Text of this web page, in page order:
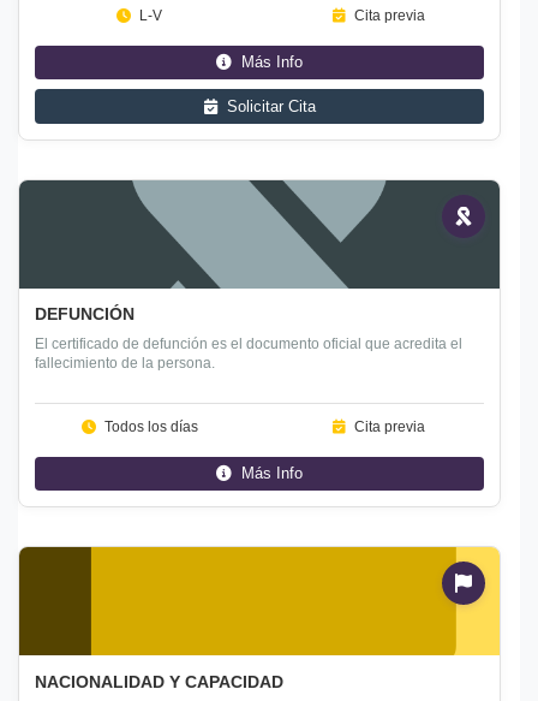
L-V Cita previa
Más Info
Solicitar Cita
DEFUNCIÓN
El certificado de defunción es el documento oficial que acredita el
fallecimiento de la persona.
Todos los días Cita previa
Más Info
NACIONALIDAD Y CAPACIDAD